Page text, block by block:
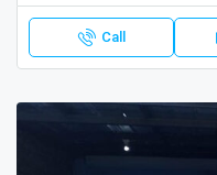
Call